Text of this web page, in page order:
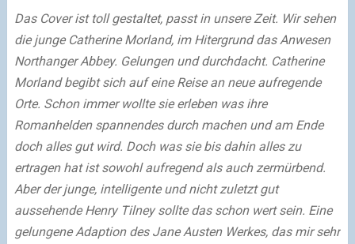
Das Cover ist toll gestaltet, passt in unsere Zeit. Wir sehen
die junge Catherine Morland, im Hitergrund das Anwesen
Northanger Abbey. Gelungen und durchdacht. Catherine
Morland begibt sich auf eine Reise an neue aufregende
Orte. Schon immer wollte sie erleben was ihre
Romanhelden spannendes durch machen und am Ende
doch alles gut wird. Doch was sie bis dahin alles zu
ertragen hat ist sowohl aufregend als auch zermürbend.
Aber der junge, intelligente und nicht zuletzt gut
aussehende Henry Tilney sollte das schon wert sein. Eine
gelungene Adaption des Jane Austen Werkes, das mir sehr